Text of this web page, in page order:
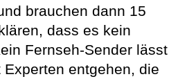
brauchen dann 15
dass es kein
Fernseh-Sender lässt
entgehen, die